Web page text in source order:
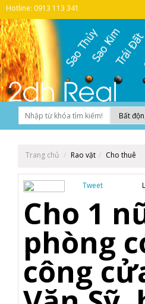
Hotline: 0913 113 341
Trang chủ Rao vặt Cho thuê
Tweet
Cho 1
phòng
công